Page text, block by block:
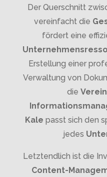
Der Querschnitt
vereinfacht die
fördert eine
Erstellung einer
Verwaltung von
die
Kale passt sich den
jedes
Letztendlich ist die
Content-